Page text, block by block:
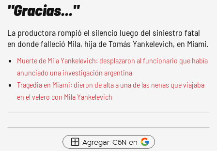
"Gracias..."
La productora rompió el silencio luego del siniestro fatal
en donde falleció Mila, hija de Tomás Yankelevich, en Miami.
Muerte de Mila Yankelevich: desplazaron al funcionario que había
anunciado una investigación argentina
Tragedia en Miami: dieron de alta a una de las nenas que viajaba
en el velero con Mila Yankelevich
Agregar C5N en